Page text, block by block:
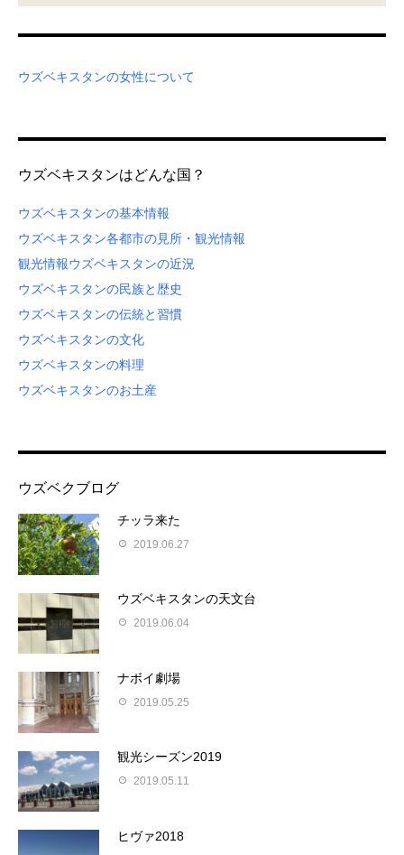
ウズベキスタンの女性について
ウズベキスタンはどんな国？
ウズベキスタンの基本情報
ウズベキスタン各都市の見所・観光情報
観光情報ウズベキスタンの近況
ウズベキスタンの民族と歴史
ウズベキスタンの伝統と習慣
ウズベキスタンの文化
ウズベキスタンの料理
ウズベキスタンのお土産
ウズベクブログ
チッラ来た
2019.06.27
ウズベキスタンの天文台
2019.06.04
ナボイ劇場
2019.05.25
観光シーズン2019
2019.05.11
ヒヴァ2018